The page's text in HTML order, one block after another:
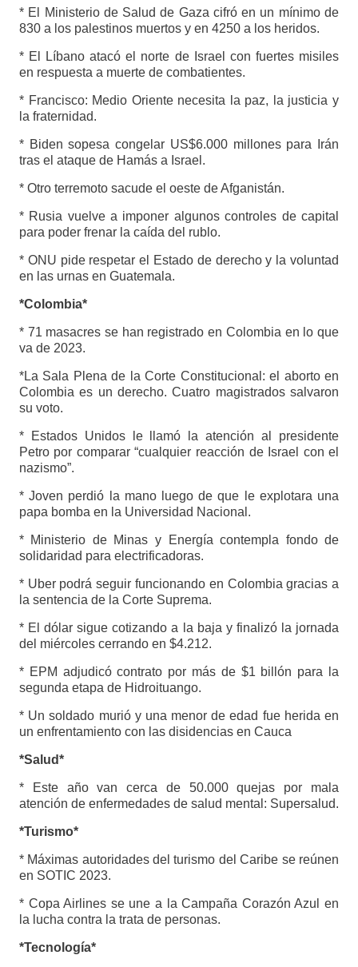
* El Ministerio de Salud de Gaza cifró en un mínimo de
830 a los palestinos muertos y en 4250 a los heridos.
* El Líbano atacó el norte de Israel con fuertes misiles
en respuesta a muerte de combatientes.
* Francisco: Medio Oriente necesita la paz, la justicia y
la fraternidad.
* Biden sopesa congelar US$6.000 millones para Irán
tras el ataque de Hamás a Israel.
* Otro terremoto sacude el oeste de Afganistán.
* Rusia vuelve a imponer algunos controles de capital
para poder frenar la caída del rublo.
* ONU pide respetar el Estado de derecho y la voluntad
en las urnas en Guatemala.
*Colombia*
* 71 masacres se han registrado en Colombia en lo que
va de 2023.
*La Sala Plena de la Corte Constitucional: el aborto en
Colombia es un derecho. Cuatro magistrados salvaron
su voto.
* Estados Unidos le llamó la atención al presidente
Petro por comparar “cualquier reacción de Israel con el
nazismo”.
* Joven perdió la mano luego de que le explotara una
papa bomba en la Universidad Nacional.
* Ministerio de Minas y Energía contempla fondo de
solidaridad para electrificadoras.
* Uber podrá seguir funcionando en Colombia gracias a
la sentencia de la Corte Suprema.
* El dólar sigue cotizando a la baja y finalizó la jornada
del miércoles cerrando en $4.212.
* EPM adjudicó contrato por más de $1 billón para la
segunda etapa de Hidroituango.
* Un soldado murió y una menor de edad fue herida en
un enfrentamiento con las disidencias en Cauca
*Salud*
* Este año van cerca de 50.000 quejas por mala
atención de enfermedades de salud mental: Supersalud.
*Turismo*
* Máximas autoridades del turismo del Caribe se reúnen
en SOTIC 2023.
* Copa Airlines se une a la Campaña Corazón Azul en
la lucha contra la trata de personas.
*Tecnología*